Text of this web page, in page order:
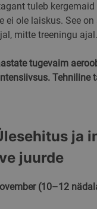
tuleb
ei ole laiskus. See on
mitte treeningu ajal.
tugevaim
Tehniline
ja
juurde
(10–12